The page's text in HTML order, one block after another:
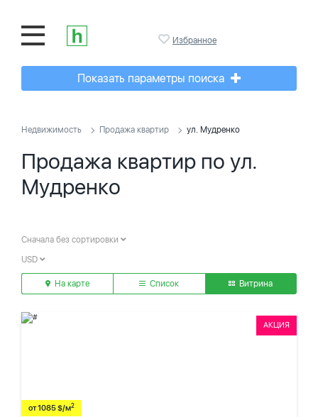
Избранное
Показать параметры поиска
Недвижимость Продажа квартир ул. Мудренко
Продажа квартир по ул.
Мудренко
Сначала без сортировки
USD
На карте Список Витрина
АКЦИЯ
от 1085 $/м2